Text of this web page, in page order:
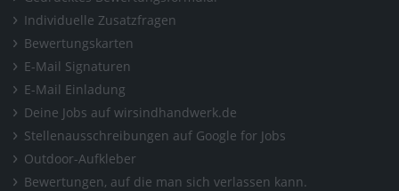
Individuelle Zusatzfragen
Bewertungskarten
E-Mail Signaturen
E-Mail Einladung
Deine Jobs auf wirsindhandwerk.de
Stellenausschreibungen auf Google for Jobs
Outdoor-Aufkleber
Bewertungen, auf die man sich verlassen kann.